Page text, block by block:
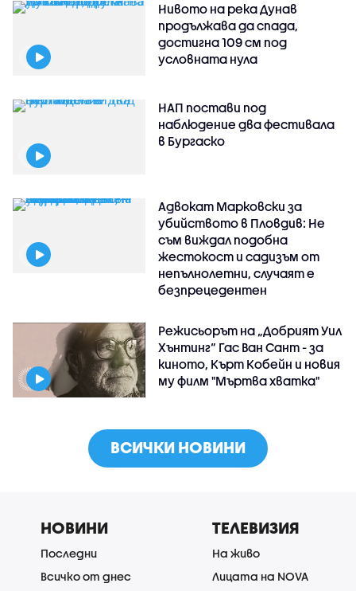
Нивото на река Дунав
продължава да спада,
достигна 109 см под
условната нула
НАП постави под
наблюдение два фестивала
в Бургаско
Адвокат Марковски за
убийството в Пловдив: Не
съм виждал подобна
жестокост и садизъм от
непълнолетни, случаят е
безпрецедентен
Режисьорът на „Добрият Уил
Хънтинг“ Гас Ван Сант - за
киното, Кърт Кобейн и новия
му филм "Мъртва хватка"
ВСИЧКИ НОВИНИ
НОВИНИ
Последни
Всичко от днес
ТЕЛЕВИЗИЯ
На живо
Лицата на NOVA